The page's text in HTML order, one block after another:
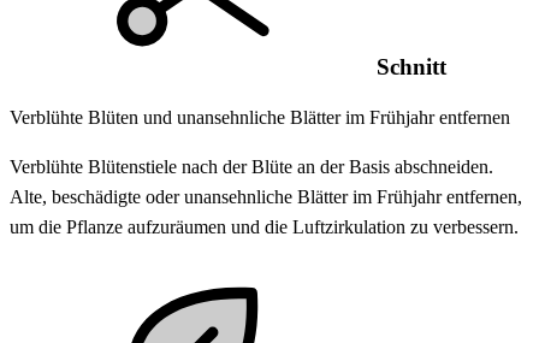
Schnitt
Verblühte Blüten und unansehnliche Blätter im Frühjahr entfernen
Verblühte Blütenstiele nach der Blüte an der Basis abschneiden.
Alte, beschädigte oder unansehnliche Blätter im Frühjahr entfernen,
um die Pflanze aufzuräumen und die Luftzirkulation zu verbessern.